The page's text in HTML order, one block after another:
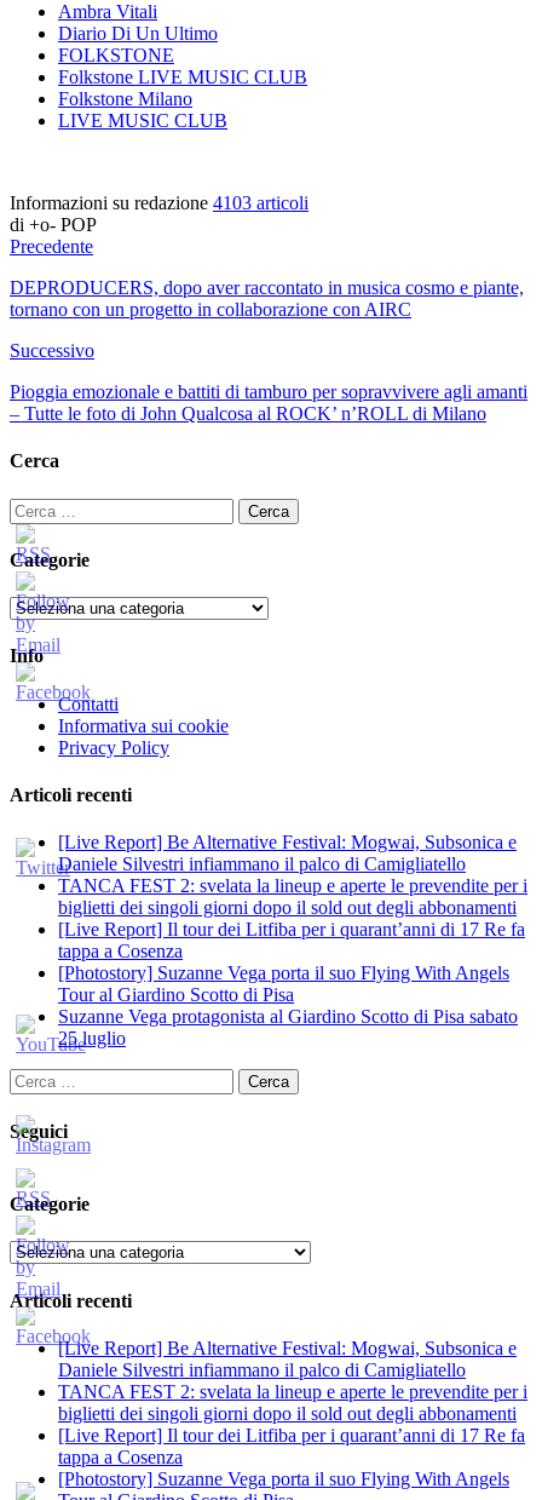
Ambra Vitali
Diario Di Un Ultimo
FOLKSTONE
Folkstone LIVE MUSIC CLUB
Folkstone Milano
LIVE MUSIC CLUB
Informazioni su redazione 4103 articoli
di +o- POP
Precedente
DEPRODUCERS, dopo aver raccontato in musica cosmo e piante,
tornano con un progetto in collaborazione con AIRC
Successivo
Pioggia emozionale e battiti di tamburo per sopravvivere agli amanti
– Tutte le foto di John Qualcosa al ROCK’ n’ROLL di Milano
Cerca
Ricerca
per:
Categorie
Categorie
Info
Contatti
Informativa sui cookie
Privacy Policy
Articoli recenti
[Live Report] Be Alternative Festival: Mogwai, Subsonica e
Daniele Silvestri infiammano il palco di Camigliatello
TANCA FEST 2: svelata la lineup e aperte le prevendite per i
biglietti dei singoli giorni dopo il sold out degli abbonamenti
[Live Report] Il tour dei Litfiba per i quarant’anni di 17 Re fa
tappa a Cosenza
[Photostory] Suzanne Vega porta il suo Flying With Angels
Tour al Giardino Scotto di Pisa
Suzanne Vega protagonista al Giardino Scotto di Pisa sabato
25 luglio
Ricerca
per:
Seguici
Categorie
Categorie
Articoli recenti
[Live Report] Be Alternative Festival: Mogwai, Subsonica e
Daniele Silvestri infiammano il palco di Camigliatello
TANCA FEST 2: svelata la lineup e aperte le prevendite per i
biglietti dei singoli giorni dopo il sold out degli abbonamenti
[Live Report] Il tour dei Litfiba per i quarant’anni di 17 Re fa
tappa a Cosenza
[Photostory] Suzanne Vega porta il suo Flying With Angels